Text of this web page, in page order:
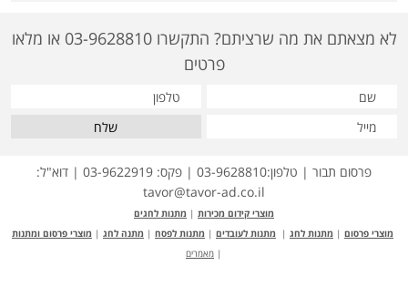
לא מצאתם את מה שרציתם? התקשרו 03-9628810 או מלאו
פרטים
שלח
פרסום תבור | טלפון:03-9628810 | פקס: 03-9622919 | דוא"ל:
tavor@tavor-ad.co.il
מוצרי קידום מכירות | מתנות לחגים
מוצרי פרסום | מתנות לחג | מתנות לעובדים | מתנות לפסח | מתנה לחג | מוצרי פרסום ומתנות
| מאמרים